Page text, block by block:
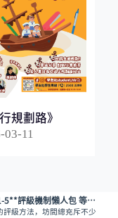
規劃路》
03-11
DSE2026｜DSE 1-5**評級機制懶人包 等級取決考生的實際表現
評級方法，坊間總充斥不少